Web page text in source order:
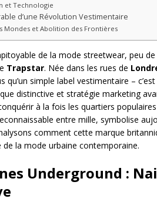
et Technologie
d’une Révolution Vestimentaire
Mondes et Abolition des Frontières
de la mode streetwear, peu
Trapstar. Née dans les rues de
qu’un simple label vestimentaire –
distinctive et stratégie marketing
à la fois les quartiers
entre mille, symbolise
comment cette marque
de la mode urbaine contemporaine.
Underground :